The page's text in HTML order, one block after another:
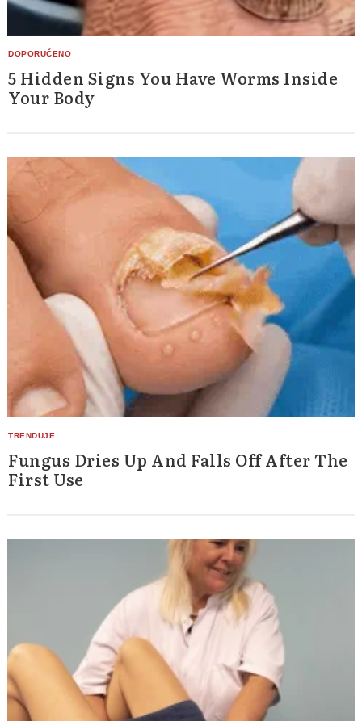
5 Hidden Signs You Have Worms Inside
Your Body
Fungus Dries Up And Falls Off After The
First Use